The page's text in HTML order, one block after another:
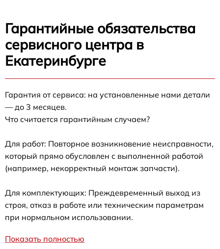
Гарантийные обязательства
сервисного центра в
Екатеринбурге
Гарантия от сервиса: на установленные нами детали
— до 3 месяцев.
Что считается гарантийным случаем?
Для работ: Повторное возникновение неисправности,
который прямо обусловлен с выполненной работой
(например, некорректный монтаж запчасти).
Для комплектующих: Преждевременный выход из
строя, отказ в работе или техническим параметрам
при нормальном использовании.
Показать полностью